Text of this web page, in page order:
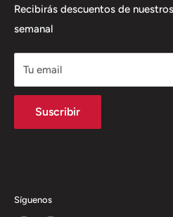
Política de envío
Política de Reembolso
Recibirás descuentos de
semanal
Tu email
Suscribir
Síguenos